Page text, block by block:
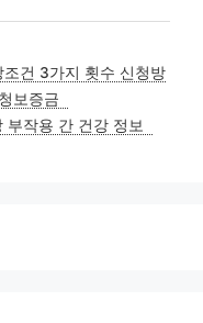
건 3가지 횟수 신청방
보증금
부작용 간 건강 정보